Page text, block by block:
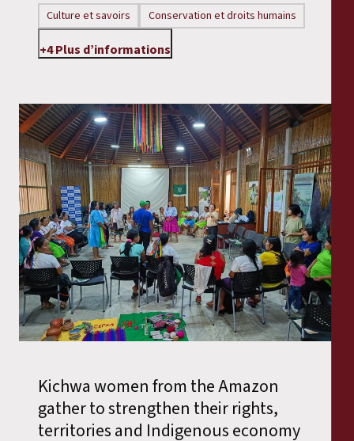
Culture et savoirs Conservation et droits humains
+4 Plus d’informations
Kichwa women from the Amazon
gather to strengthen their rights,
territories and Indigenous economy